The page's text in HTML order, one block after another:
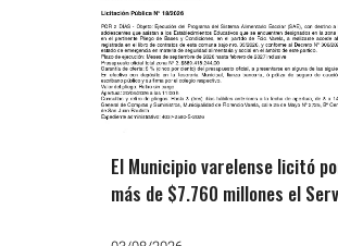
El Municipio varelense licitó
más de $7.760 millones el Servicio